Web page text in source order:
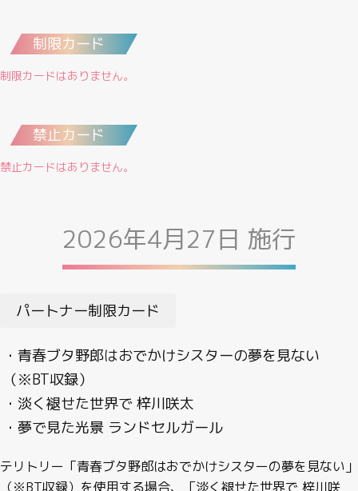
制限カード
制限カードはありません。
禁止カード
禁止カードはありません。
2026年4月27日 施行
パートナー制限カード
・青春ブタ野郎はおでかけシスターの夢を見ない
（※BT収録）
・淡く褪せた世界で 梓川咲太
・夢で見た光景 ランドセルガール
テリトリー「青春ブタ野郎はおでかけシスターの夢を見ない」
（※BT収録）を使用する場合、「淡く褪せた世界で 梓川咲